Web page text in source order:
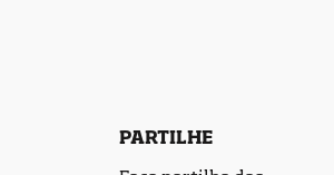
PARTILHE